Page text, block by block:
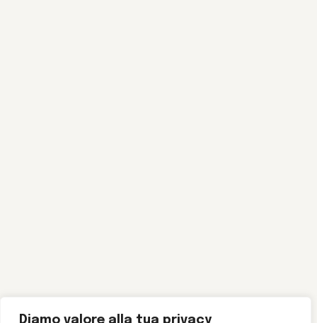
Diamo valore alla tua privacy